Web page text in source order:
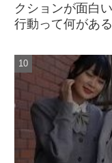
クションが面白
行動って何がある